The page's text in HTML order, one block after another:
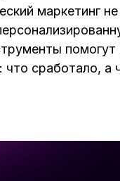
маркетинг
что сработало, а